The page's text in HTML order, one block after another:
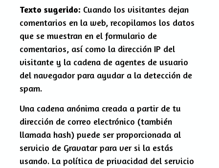
Texto sugerido: Cuando los visitantes dejan
comentarios en la web, recopilamos los datos
que se muestran en el formulario de
comentarios, así como la dirección IP del
visitante y la cadena de agentes de usuario
del navegador para ayudar a la detección de
spam.
Una cadena anónima creada a partir de tu
dirección de correo electrónico (también
llamada hash) puede ser proporcionada al
servicio de Gravatar para ver si la estás
usando. La política de privacidad del servicio